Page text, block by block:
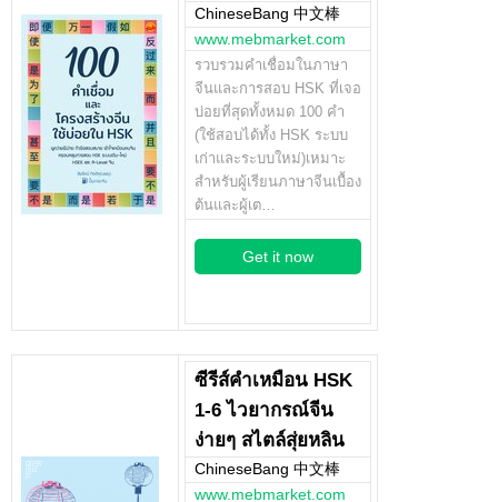
ChineseBang 中文棒
www.mebmarket.com
รวบรวมคำเชื่อมในภาษา
จีนและการสอบ HSK ที่เจอ
บ่อยที่สุดทั้งหมด 100 คำ
(ใช้สอบได้ทั้ง HSK ระบบ
เก่าและระบบใหม่)เหมาะ
สำหรับผู้เรียนภาษาจีนเบื้อง
ต้นและผู้เต…
Get it now
ซีรีส์คำเหมือน HSK
1-6 ไวยากรณ์จีน
ง่ายๆ สไตล์สุ่ยหลิน
ChineseBang 中文棒
www.mebmarket.com